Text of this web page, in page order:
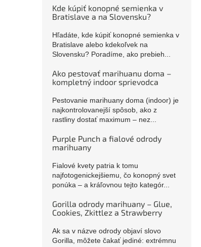
Kde kúpiť konopné semienka v
Bratislave a na Slovensku?
Hľadáte, kde kúpiť konopné semienka v
Bratislave alebo kdekoľvek na
Slovensku? Poradíme, ako prebieh...
Ako pestovať marihuanu doma –
kompletný indoor sprievodca
Pestovanie marihuany doma (indoor) je
najkontrolovanejší spôsob, ako z
rastliny dostať maximum – nez...
Purple Punch a fialové odrody
marihuany
Fialové kvety patria k tomu
najfotogenickejšiemu, čo konopný svet
ponúka – a kráľovnou tejto kategór...
Gorilla odrody marihuany – Glue,
Cookies, Zkittlez a Strawberry
Ak sa v názve odrody objaví slovo
Gorilla, môžete čakať jediné: extrémnu